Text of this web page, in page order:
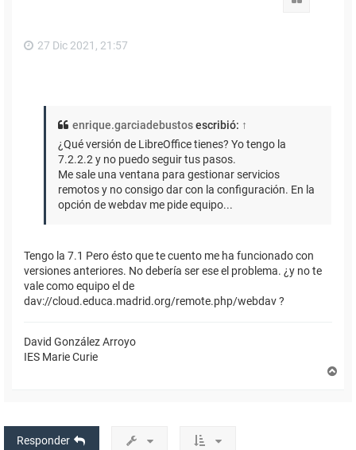
27 Dic 2021, 21:57
enrique.garciadebustosescribió: ↑
¿Qué versión de LibreOffice tienes? Yo tengo la
7.2.2.2 y no puedo seguir tus pasos.
Me sale una ventana para gestionar servicios
remotos y no consigo dar con la configuración. En la
opción de webdav me pide equipo...
Tengo la 7.1 Pero ésto que te cuento me ha funcionado con
versiones anteriores. No debería ser ese el problema. ¿y no te
vale como equipo el de
dav://cloud.educa.madrid.org/remote.php/webdav ?
David González Arroyo
IES Marie Curie
Responder